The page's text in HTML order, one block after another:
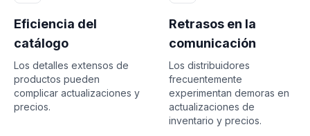
Eficiencia del
catálogo
Los detalles extensos de
productos pueden
complicar actualizaciones y
precios.
Retrasos en la
comunicación
Los distribuidores
frecuentemente
experimentan demoras en
actualizaciones de
inventario y precios.